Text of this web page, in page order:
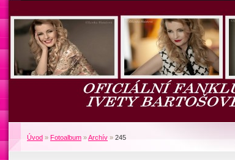
Úvod » Fotoalbum »Archív » 245